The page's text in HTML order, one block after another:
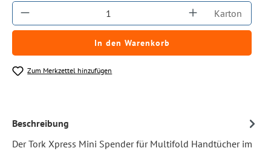
Produkt Anzahl: Gib den gewünschten
Karton
In den Warenkorb
Zum Merkzettel hinzufügen
Beschreibung
Der Tork Xpress Mini Spender für Multifold Handtücher im